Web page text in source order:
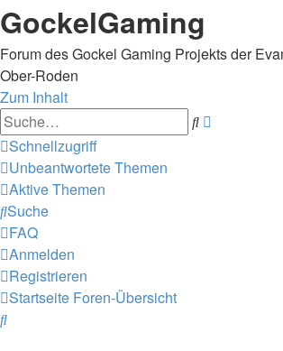
GockelGaming
Forum des Gockel Gaming Projekts der
Ober-Roden
Zum Inhalt
Suche
Schnellzugriff
Unbeantwortete Themen
Aktive Themen
Suche
FAQ
Anmelden
Registrieren
Startseite Foren-Übersicht
Suche